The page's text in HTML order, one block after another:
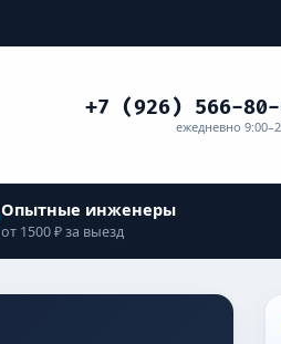
+7 (926) 566-80-
ежедневно
Опытные инженеры
от 1500 ₽ за выезд